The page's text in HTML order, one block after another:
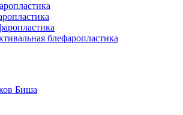
блефаропластика
Биша